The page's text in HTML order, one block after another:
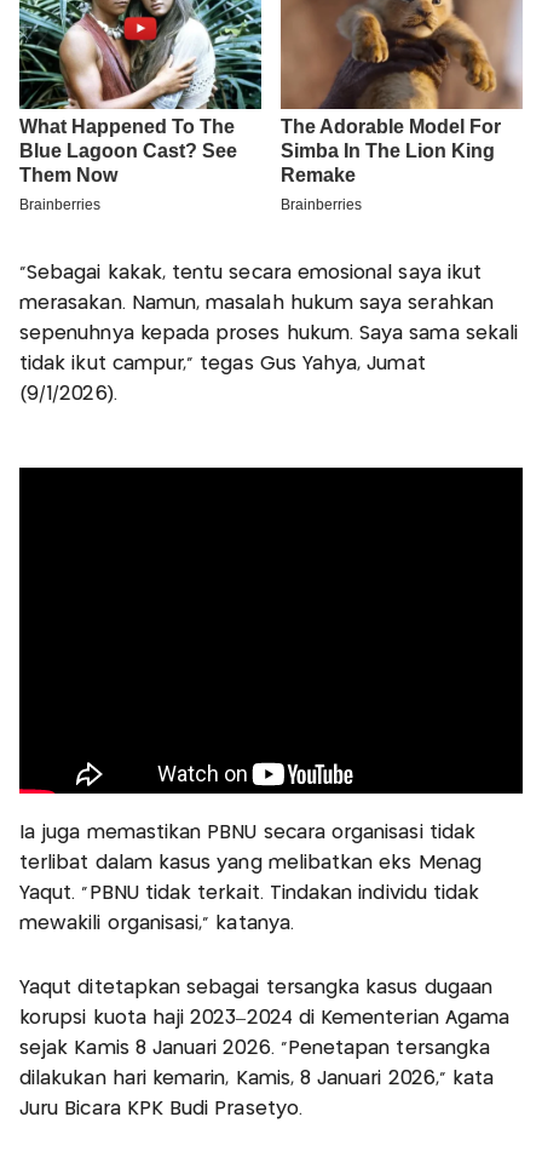
“Sebagai kakak, tentu secara emosional saya ikut
merasakan. Namun, masalah hukum saya serahkan
sepenuhnya kepada proses hukum. Saya sama sekali
tidak ikut campur,” tegas Gus Yahya, Jumat
(9/1/2026).
Ia juga memastikan PBNU secara organisasi tidak
terlibat dalam kasus yang melibatkan eks Menag
Yaqut. “PBNU tidak terkait. Tindakan individu tidak
mewakili organisasi,” katanya.
Yaqut ditetapkan sebagai tersangka kasus dugaan
korupsi kuota haji 2023–2024 di Kementerian Agama
sejak Kamis 8 Januari 2026. “Penetapan tersangka
dilakukan hari kemarin, Kamis, 8 Januari 2026,” kata
Juru Bicara KPK Budi Prasetyo.